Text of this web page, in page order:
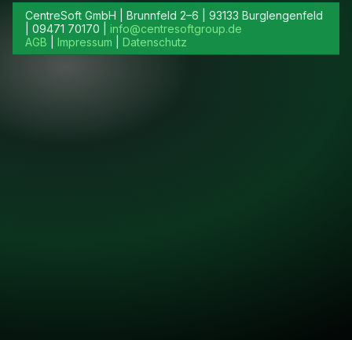
CentreSoft GmbH | Brunnfeld 2–6 | 93133 Burglengenfeld
| 09471 70170 | info@centresoftgroup.de
AGB
Impressum Datenschutz